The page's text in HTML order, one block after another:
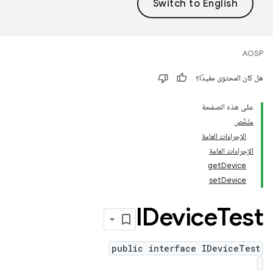
AOSP
هل كان المحتوى مفيدًا؟
على هذه الصفحة
ملخّص
الإجراءات العامة
الإجراءات العامة
getDevice
setDevice
IDeviceTest
public interface IDeviceTest